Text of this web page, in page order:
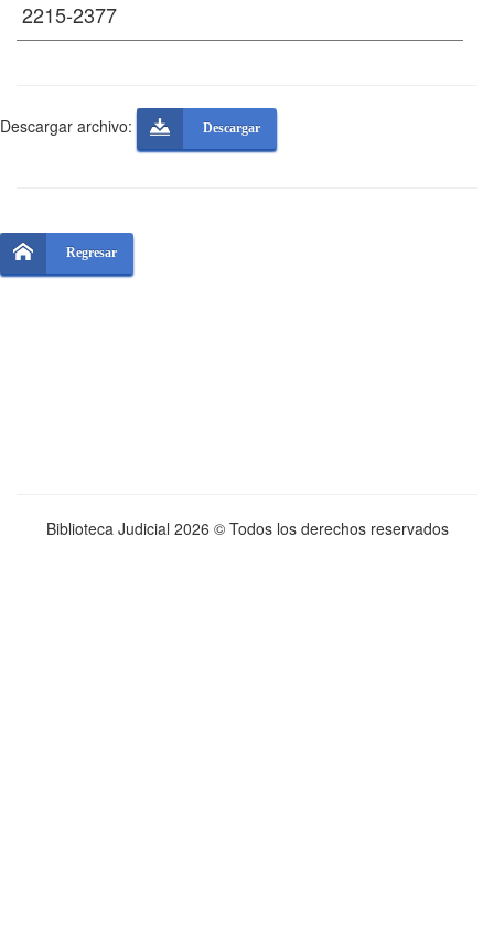
Descargar archivo: Descargar
Regresar
Biblioteca Judicial 2026 © Todos los derechos reservados